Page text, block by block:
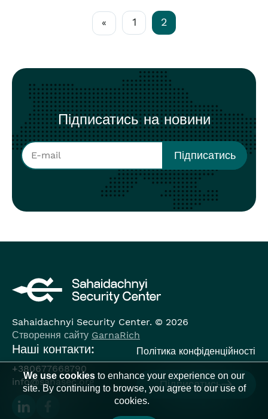
« 1 2
Підписатись на новини
Sahaidachnyi Security Center. © 2026
Створення сайту GarnaRich
Наші контакти:
+380677668790
info@sahasec.org
Політика конфіденційності
Підписатись
We use cookies to enhance your experience on our
site. By continuing to browse, you agree to our use of
cookies.